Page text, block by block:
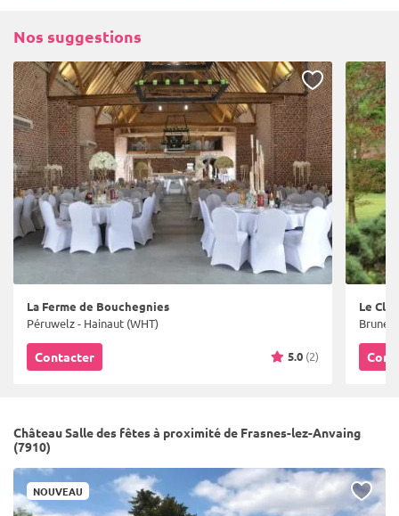
Nos suggestions
La Ferme de Bouchegnies
Péruwelz - Hainaut (WHT)
Contacter 5.0 (2)
Le
Château Salle des fêtes à proximité de Frasnes-lez-Anvaing
(7910)
NOUVEAU